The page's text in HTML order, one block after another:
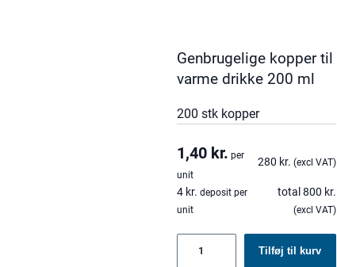
Genbrugelige kopper til
varme drikke 200 ml
200 stk kopper
1,40 kr. per
unit
280 kr. (excl VAT)
4 kr. deposit per
unit
total 800 kr.
(excl VAT)
GenbrugeligeTilføj til kurv